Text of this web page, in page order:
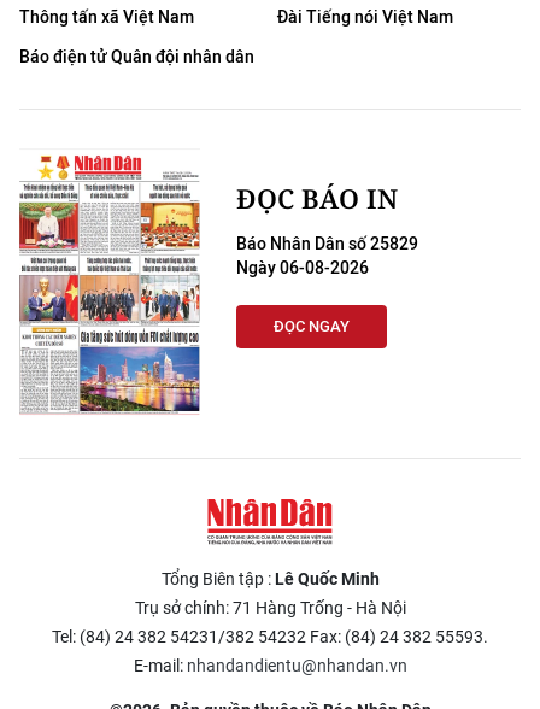
Thông tấn xã Việt Nam
Đài Tiếng nói Việt Nam
Báo điện tử Quân đội nhân dân
ĐỌC BÁO IN
Báo Nhân Dân số 25829
Ngày 06-08-2026
ĐỌC NGAY
Tổng Biên tập :Lê Quốc Minh
Trụ sở chính: 71 Hàng Trống - Hà Nội
Tel: (84) 24 382 54231/382 54232 Fax: (84) 24 382 55593.
E-mail: nhandandientu@nhandan.vn